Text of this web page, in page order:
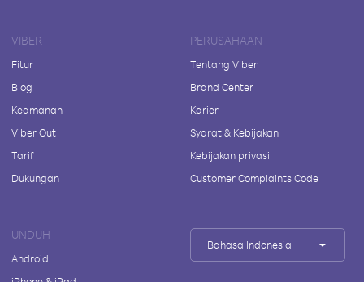
VIBER
Fitur
Blog
Keamanan
Viber Out
Tarif
Dukungan
PERUSAHAAN
Tentang Viber
Brand Center
Karier
Syarat & Kebijakan
Kebijakan privasi
Customer Complaints Code
UNDUH
Android
Bahasa Indonesia